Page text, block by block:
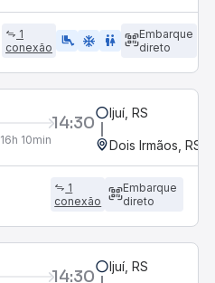
1
conexão
airline_seat_legroom_extra ac_unit wc
Embarque
direto
14:30
16h 10min
Ijuí, RS
Dois Irmãos, RS
1
conexão
Embarque
direto
14:30 Ijuí, RS